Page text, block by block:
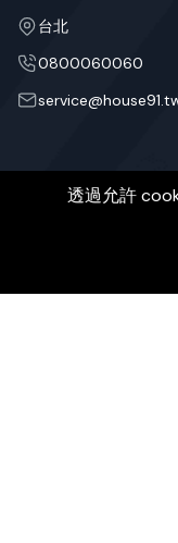
台北
0800060060
透過允許